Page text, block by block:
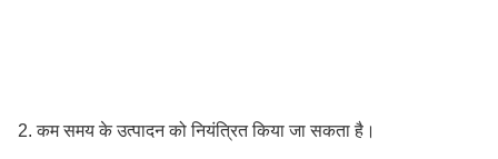
2. कम समय के उत्पादन को नियंत्रित किया जा सकता है।